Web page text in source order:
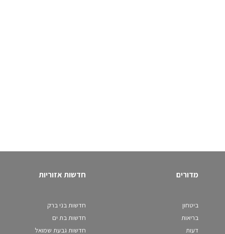
מדורים
ביטחון
בריאות
דעות
חדשות אזוריות
חדשות בני ברק
חדשות בת ים
חדשות גבעת שמואל